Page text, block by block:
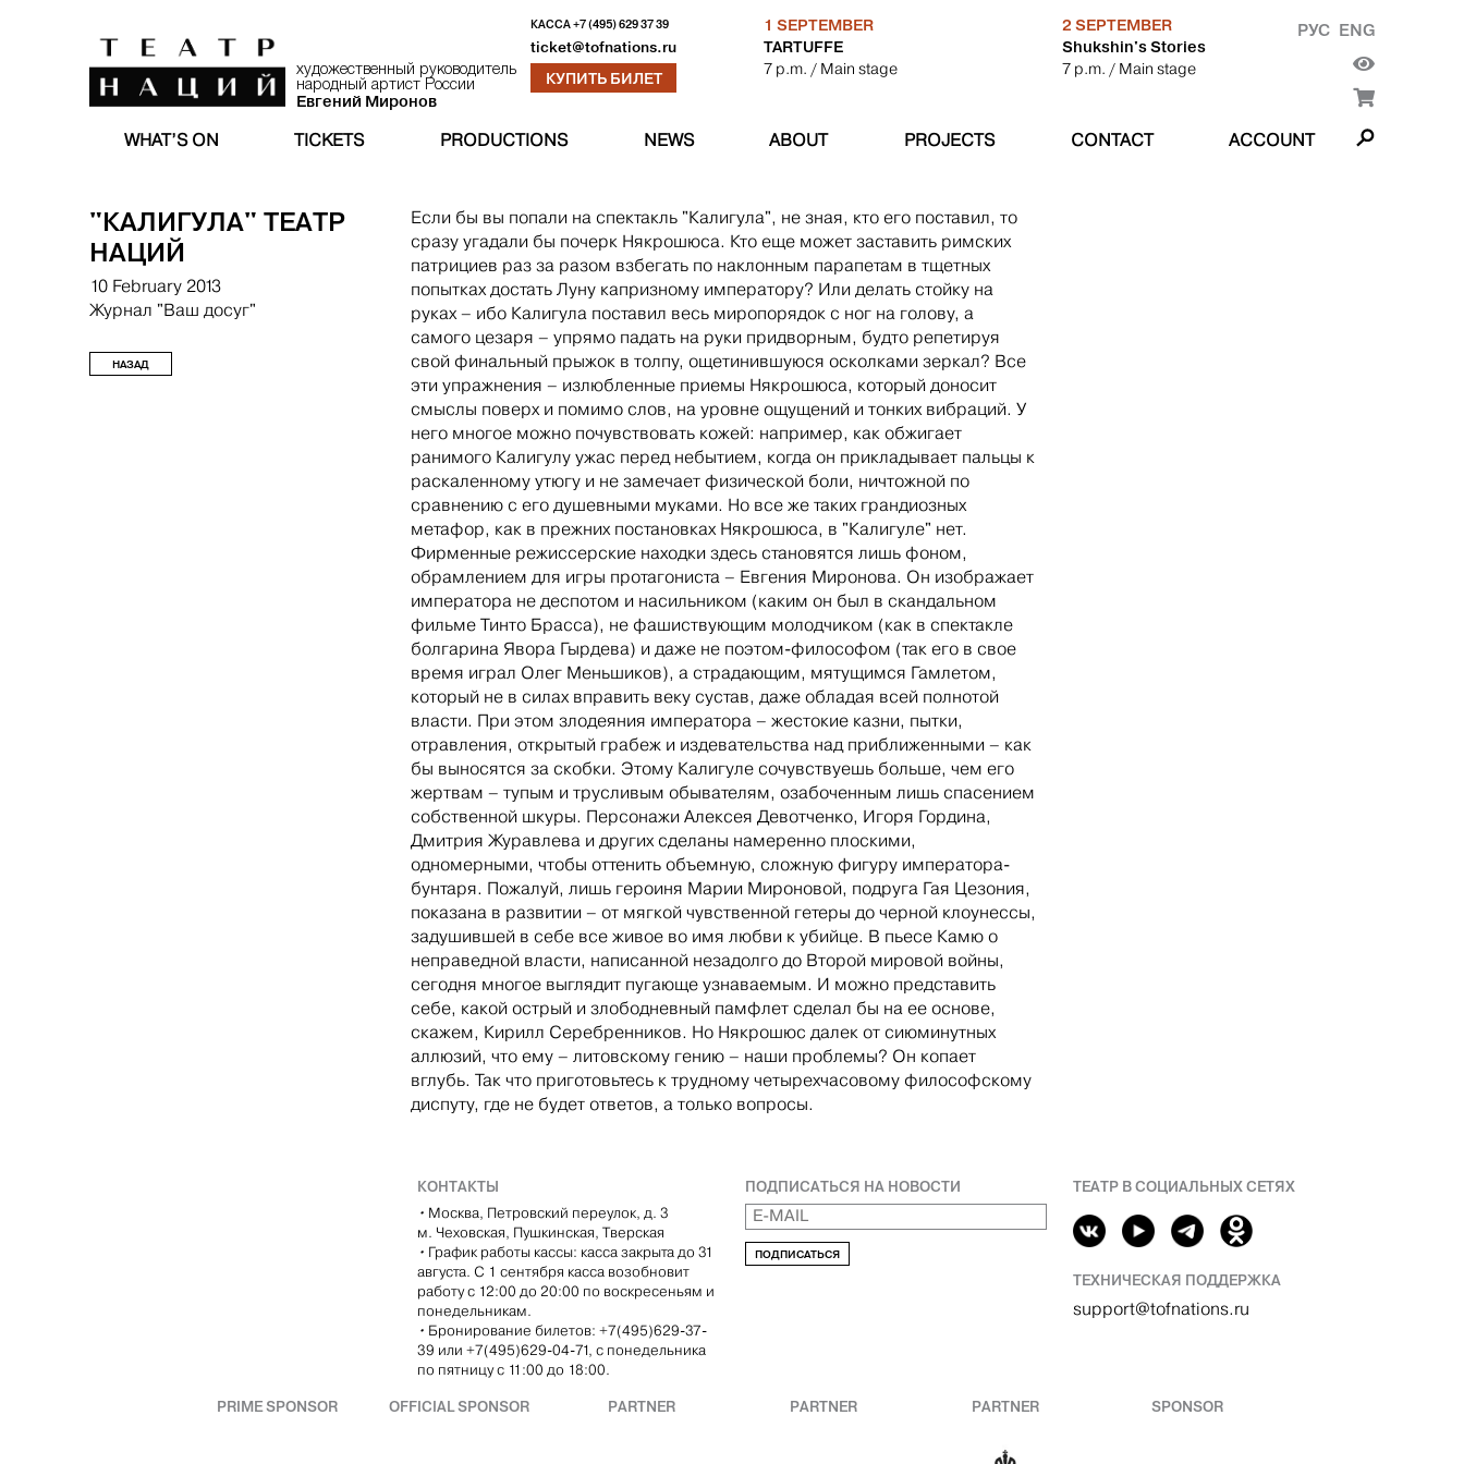
художественный руководитель
народный артист России
Евгений Миронов
КАССА+7 (495) 629 37 39
ticket@tofnations.ru
КУПИТЬ БИЛЕТ
1 SEPTEMBER
TARTUFFE
7 p.m. / Main stage
2 SEPTEMBER
Shukshin's Stories
7 p.m. / Main stage
РУС ENG
WHAT’S ON TICKETS PRODUCTIONS NEWS ABOUT PROJECTS CONTACT ACCOUNT
"КАЛИГУЛА" ТЕАТР
НАЦИЙ
10 February 2013
Журнал "Ваш досуг"
НАЗАД
Если бы вы попали на спектакль "Калигула", не зная, кто его поставил, то
сразу угадали бы почерк Някрошюса. Кто еще может заставить римских
патрициев раз за разом взбегать по наклонным парапетам в тщетных
попытках достать Луну капризному императору? Или делать стойку на
руках – ибо Калигула поставил весь миропорядок с ног на голову, а
самого цезаря – упрямо падать на руки придворным, будто репетируя
свой финальный прыжок в толпу, ощетинившуюся осколками зеркал? Все
эти упражнения – излюбленные приемы Някрошюса, который доносит
смыслы поверх и помимо слов, на уровне ощущений и тонких вибраций. У
него многое можно почувствовать кожей: например, как обжигает
ранимого Калигулу ужас перед небытием, когда он прикладывает пальцы к
раскаленному утюгу и не замечает физической боли, ничтожной по
сравнению с его душевными муками. Но все же таких грандиозных
метафор, как в прежних постановках Някрошюса, в "Калигуле" нет.
Фирменные режиссерские находки здесь становятся лишь фоном,
обрамлением для игры протагониста – Евгения Миронова. Он изображает
императора не деспотом и насильником (каким он был в скандальном
фильме Тинто Брасса), не фашиствующим молодчиком (как в спектакле
болгарина Явора Гырдева) и даже не поэтом-философом (так его в свое
время играл Олег Меньшиков), а страдающим, мятущимся Гамлетом,
который не в силах вправить веку сустав, даже обладая всей полнотой
власти. При этом злодеяния императора – жестокие казни, пытки,
отравления, открытый грабеж и издевательства над приближенными – как
бы выносятся за скобки. Этому Калигуле сочувствуешь больше, чем его
жертвам – тупым и трусливым обывателям, озабоченным лишь спасением
собственной шкуры. Персонажи Алексея Девотченко, Игоря Гордина,
Дмитрия Журавлева и других сделаны намеренно плоскими,
одномерными, чтобы оттенить объемную, сложную фигуру императора-
бунтаря. Пожалуй, лишь героиня Марии Мироновой, подруга Гая Цезония,
показана в развитии – от мягкой чувственной гетеры до черной клоунессы,
задушившей в себе все живое во имя любви к убийце. В пьесе Камю о
неправедной власти, написанной незадолго до Второй мировой войны,
сегодня многое выглядит пугающе узнаваемым. И можно представить
себе, какой острый и злободневный памфлет сделал бы на ее основе,
скажем, Кирилл Серебренников. Но Някрошюс далек от сиюминутных
аллюзий, что ему – литовскому гению – наши проблемы? Он копает
вглубь. Так что приготовьтесь к трудному четырехчасовому философскому
диспуту, где не будет ответов, а только вопросы.
КОНТАКТЫ
• Москва, Петровский переулок, д. 3
м. Чеховская, Пушкинская, Тверская
• График работы кассы: касса закрыта до 31
августа. С 1 сентября касса возобновит
работу с 12:00 до 20:00 по воскресеньям и
понедельникам.
• Бронирование билетов: +7(495)629-37-
39 или +7(495)629-04-71, с понедельника
по пятницу с 11:00 до 18:00.
ПОДПИСАТЬСЯ НА НОВОСТИ
ПОДПИСАТЬСЯ
ТЕАТР В СОЦИАЛЬНЫХ СЕТЯХ
ТЕХНИЧЕСКАЯ ПОДДЕРЖКА
support@tofnations.ru
PRIME SPONSOR OFFICIAL SPONSOR PARTNER PARTNER PARTNER SPONSOR